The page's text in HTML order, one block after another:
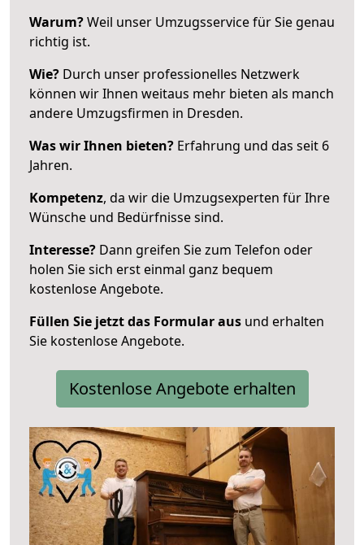
Warum?Weil unser Umzugsservice für Sie genau
richtig ist.
Wie? Durch unser professionelles Netzwerk
können wir Ihnen weitaus mehr bieten als manch
andere Umzugsfirmen in Dresden.
Was wir Ihnen bieten? Erfahrung und das seit 6
Jahren.
Kompetenz, da wir die Umzugsexperten für Ihre
Wünsche und Bedürfnisse sind.
Interesse? Dann greifen Sie zum Telefon oder
holen Sie sich erst einmal ganz bequem
kostenlose Angebote.
Füllen Sie jetzt das Formular aus und erhalten
Sie kostenlose Angebote.
Kostenlose Angebote erhalten